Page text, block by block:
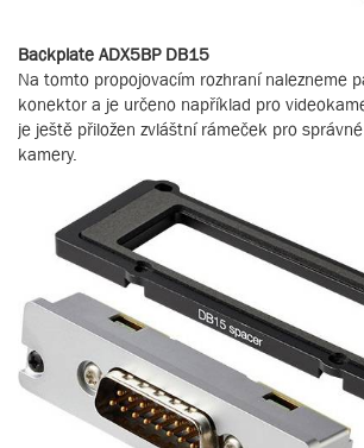
Backplate ADX5BP DB15
Na tomto propojovacím rozhraní nalezneme
konektor a je určeno například pro
je ještě přiložen zvláštní rámeček pro
kamery.